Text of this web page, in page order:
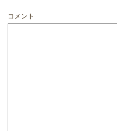
コメント